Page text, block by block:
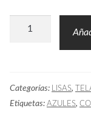
cantidad
Categorías: LISAS,
Etiquetas: AZULES,